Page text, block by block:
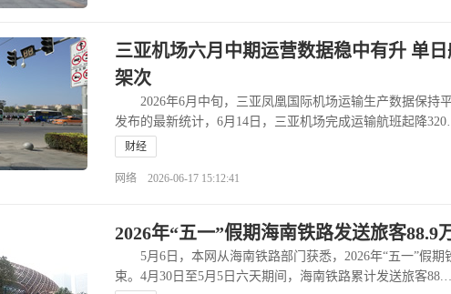
三亚机场六月中期运营数据稳中有升 单
架次
2026年6月中旬，三亚凤凰国际机场运输生产数据保持
发布的最新统计，6月14日，三亚机场完成运输航班起降
财经
网络 2026-06-17 15:12:41
2026年“五一”假期海南铁路发送旅客88.9
5月6日，本网从海南铁路部门获悉，2026年“五一”假期
束。4月30日至5月5日六天期间，海南铁路累计发送旅客